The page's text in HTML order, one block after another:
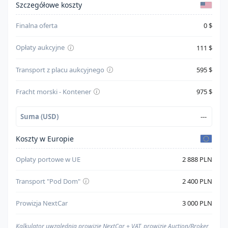
Cylindry 4
System bezpieczeństwa --
Skrzynia biegów Unknown
Napęd Front Wheel Drive
Kolor karoserii Niebieski
Szczegółowe koszty
Finalna oferta 0 $
Opłaty aukcyjne 111 $
Transport z placu aukcyjnego 595 $
Fracht morski - Kontener 975 $
Suma (USD) ---
Koszty w Europie
Opłaty portowe w UE 2 888 PLN
Transport "Pod Dom" 2 400 PLN
Prowizja NextCar 3 000 PLN
Kalkulator uwzględnia prowizję NextCar + VAT, prowizje Auction/Broker,